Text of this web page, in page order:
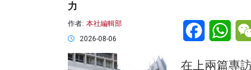
Facebook
在上兩篇專
力
作者: 本社編輯部
2026-08-06